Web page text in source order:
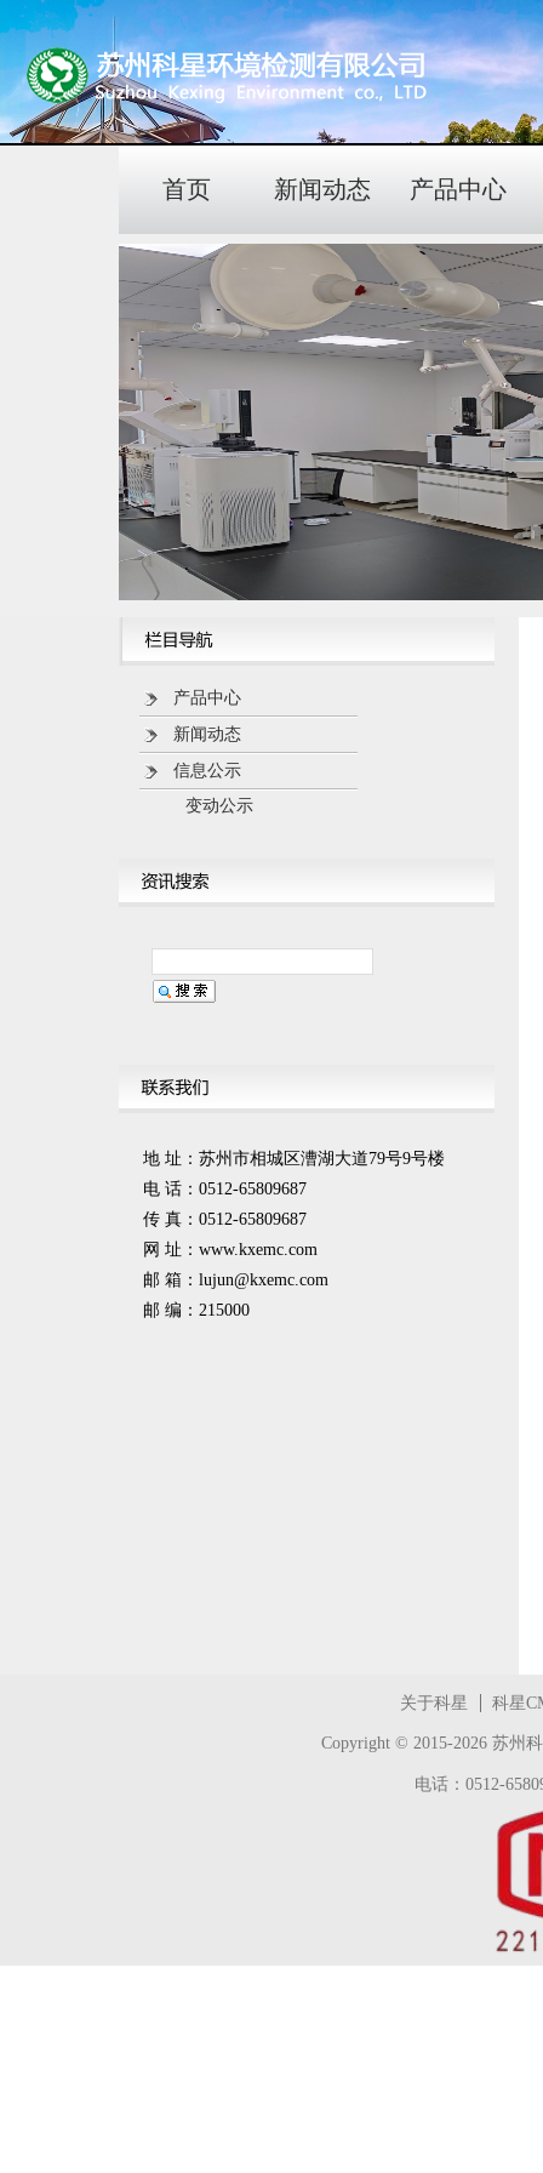
首页 新闻动态 产品中心
产品中心
新闻动态
信息公示
变动公示
地 址：苏州市相城区漕湖大道79号9号楼
电 话：0512-65809687
传 真：0512-65809687
网 址：www.kxemc.com
邮 箱： lujun@kxemc.com
邮 编：215000
关于科星 科星
Copyright © 2015-2026 苏州
电话：0512-